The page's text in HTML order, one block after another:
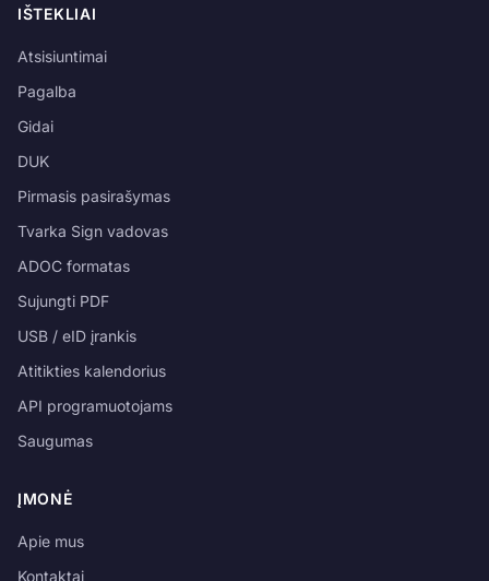
IŠTEKLIAI
Atsisiuntimai
Pagalba
Gidai
DUK
Pirmasis pasirašymas
Tvarka Sign vadovas
ADOC formatas
Sujungti PDF
USB / eID įrankis
Atitikties kalendorius
API programuotojams
Saugumas
ĮMONĖ
Apie mus
Kontaktai